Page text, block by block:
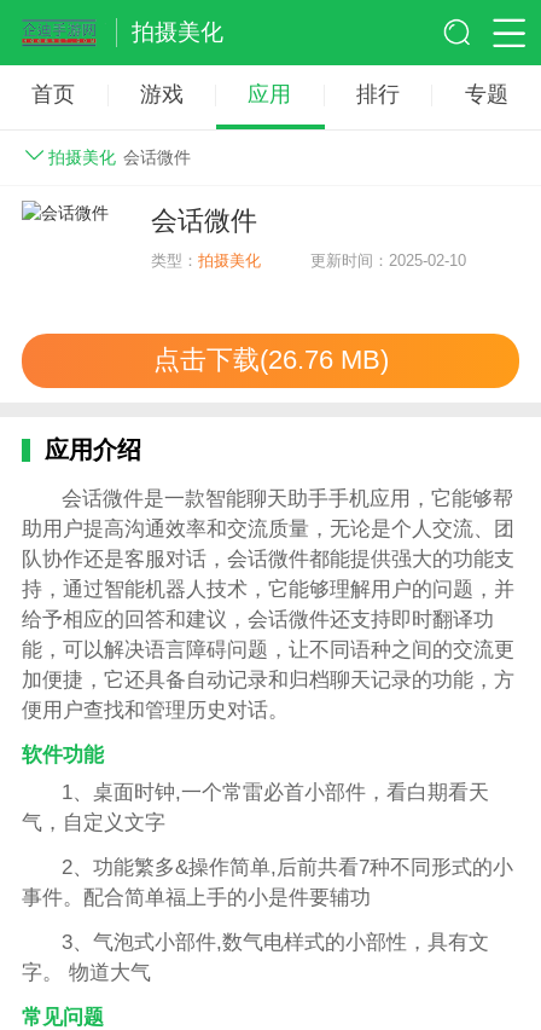
拍摄美化
首页 游戏 应用 排行 专题
拍摄美化 会话微件
会话微件
类型：拍摄美化 更新时间：2025-02-10
点击下载(26.76 MB)
应用介绍
会话微件是一款智能聊天助手手机应用，它能够帮
助用户提高沟通效率和交流质量，无论是个人交流、团
队协作还是客服对话，会话微件都能提供强大的功能支
持，通过智能机器人技术，它能够理解用户的问题，并
给予相应的回答和建议，会话微件还支持即时翻译功
能，可以解决语言障碍问题，让不同语种之间的交流更
加便捷，它还具备自动记录和归档聊天记录的功能，方
便用户查找和管理历史对话。
软件功能
1、桌面时钟,一个常雷必首小部件，看白期看天
气，自定义文字
2、功能繁多&操作简单,后前共看7种不同形式的小
事件。配合简单福上手的小是件要辅功
3、气泡式小部件,数气电样式的小部性，具有文
字。 物道大气
常见问题